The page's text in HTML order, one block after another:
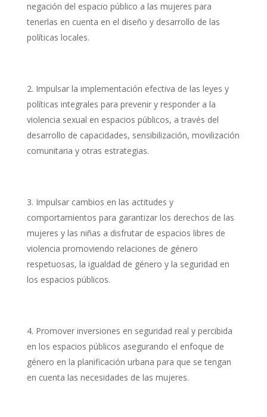
negación del espacio público a las mujeres para
tenerlas en cuenta en el diseño y desarrollo de las
políticas locales.
Impulsar la implementación efectiva de las leyes y
políticas integrales para prevenir y responder a la
violencia sexual en espacios públicos, a través del
desarrollo de capacidades, sensibilización, movilización
comunitaria y otras estrategias.
Impulsar cambios en las actitudes y
comportamientos para garantizar los derechos de las
mujeres y las niñas a disfrutar de espacios libres de
violencia promoviendo relaciones de género
respetuosas, la igualdad de género y la seguridad en
los espacios públicos.
Promover inversiones en seguridad real y percibida
en los espacios públicos asegurando el enfoque de
género en la planificación urbana para que se tengan
en cuenta las necesidades de las mujeres.